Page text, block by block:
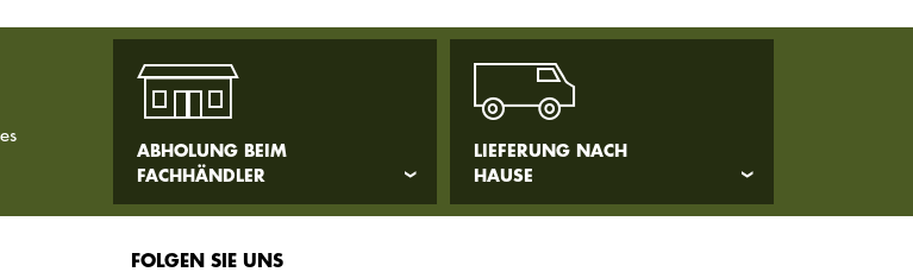
ABHOLUNG BEIM
FACHHÄNDLER
LIEFERUNG NACH
HAUSE
FOLGEN SIE UNS